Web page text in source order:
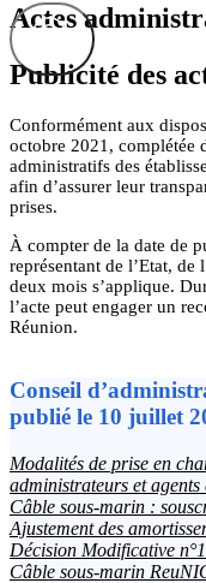
Actes
Publicité des
Conformément aux
octobre 2021, complétée
administratifs des
afin d’assurer leur
prises.
À compter de la date de
représentant de l’Etat,
deux mois s’applique.
l’acte peut engager un
Réunion.
Conseil
publié le 10 juillet
Modalités de prise en
administrateurs et agents
Câble sous-marin :
Ajustement des
Décision Modificative
Câble sous-marin